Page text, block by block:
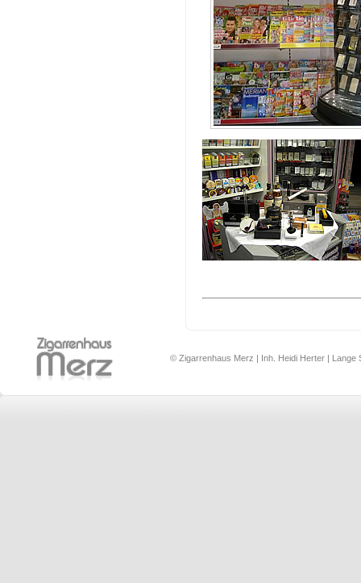
© Zigarrenhaus Merz | Inh. Heidi Herter | Lange